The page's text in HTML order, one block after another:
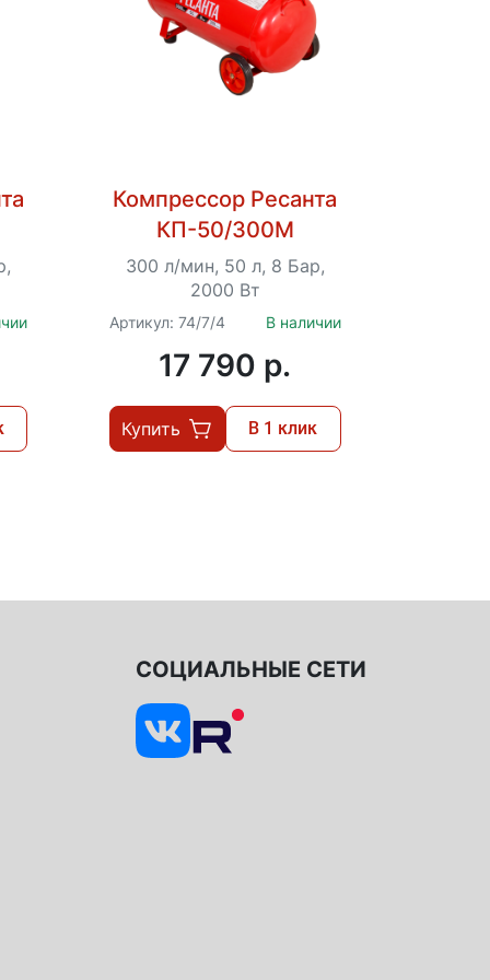
Компрессор Ресанта
КП-50/300М
300 л/мин, 50 л, 8 Бар,
2000 Вт
Артикул: 74/7/4 В наличии
17 790 p.
Купить В 1 клик
СОЦИАЛЬНЫЕ СЕТИ